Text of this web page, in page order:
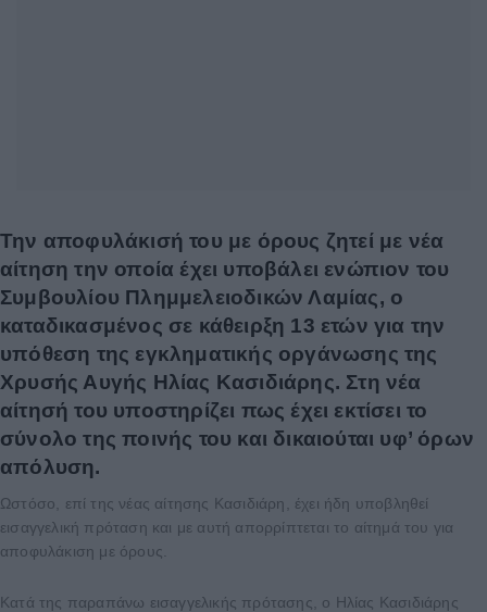
Την αποφυλάκισή του με όρους ζητεί με νέα
αίτηση την οποία έχει υποβάλει ενώπιον του
Συμβουλίου Πλημμελειοδικών Λαμίας, ο
καταδικασμένος σε κάθειρξη 13 ετών για την
υπόθεση της εγκληματικής οργάνωσης της
Χρυσής Αυγής Ηλίας Κασιδιάρης. Στη νέα
αίτησή του υποστηρίζει πως έχει εκτίσει το
σύνολο της ποινής του και δικαιούται υφ’ όρων
απόλυση.
Ωστόσο, επί της νέας αίτησης Κασιδιάρη, έχει ήδη υποβληθεί
εισαγγελική πρόταση και με αυτή απορρίπτεται το αίτημά του για
αποφυλάκιση με όρους.
Κατά της παραπάνω εισαγγελικής πρότασης, ο Ηλίας Κασιδιάρης